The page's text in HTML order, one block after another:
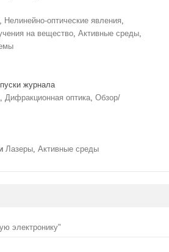
, Нелинейно-оптические явления,
на вещество, Активные среды,
журнала
, Дифракционная оптика, Обзор/
Лазеры, Активные среды
электронику"